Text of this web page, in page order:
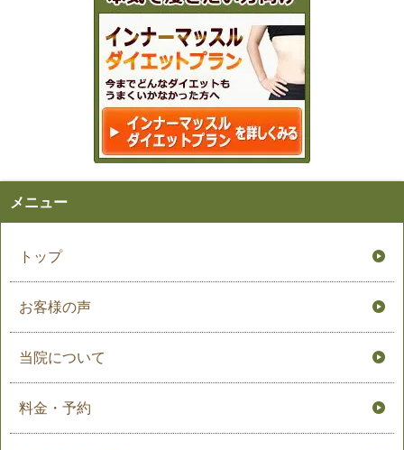
メニュー
トップ
お客様の声
当院について
料金・予約